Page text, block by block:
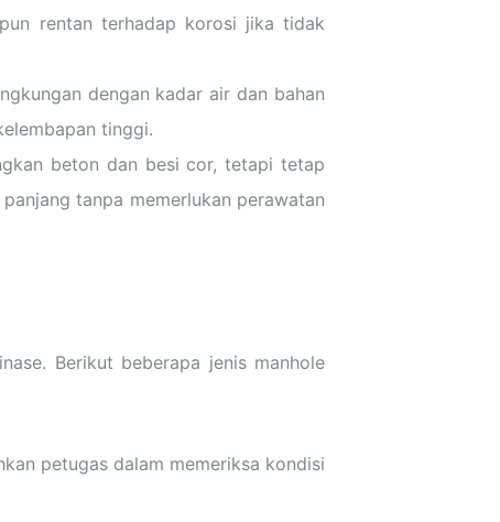
rentan terhadap korosi jika tidak
dengan kadar air dan bahan
tinggi.
beton dan besi cor, tetapi tetap
tanpa memerlukan perawatan
Berikut beberapa jenis manhole
petugas dalam memeriksa kondisi